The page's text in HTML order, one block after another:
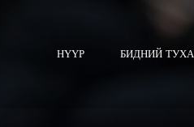
НҮҮР БИДНИЙ